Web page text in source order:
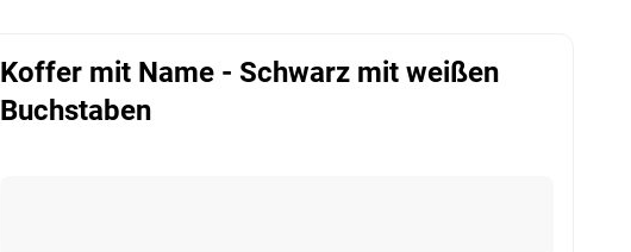
Koffer mit Name - Schwarz mit weißen
Buchstaben